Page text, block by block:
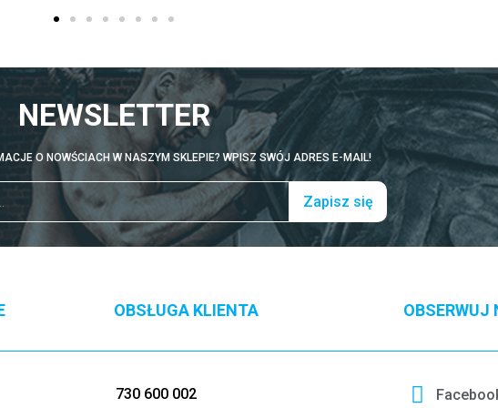
NEWSLETTER
O NOWŚCIACH W NASZYM SKLEPIE? WPISZ SWÓJ ADRES E-MAIL!
Zapisz się
OBSŁUGA KLIENTA
730 600 002
OBSERWUJ